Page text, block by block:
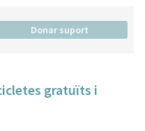
Donar suport
gratuïts i